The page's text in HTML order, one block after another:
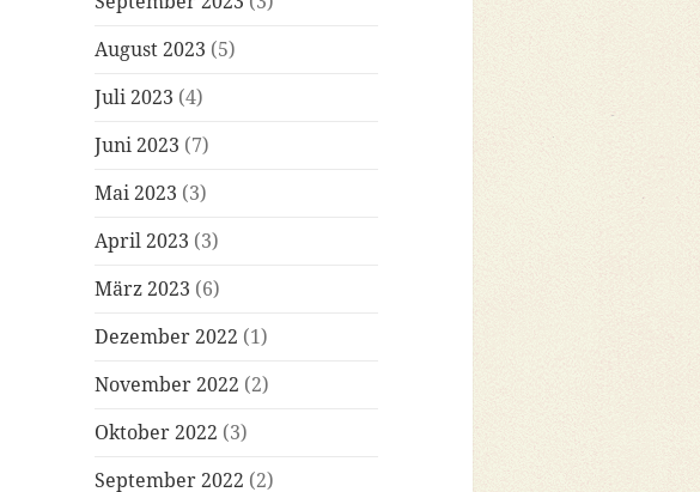
August 2023 (5)
Juli 2023 (4)
Juni 2023 (7)
Mai 2023 (3)
April 2023 (3)
März 2023 (6)
Dezember 2022 (1)
November 2022 (2)
Oktober 2022 (3)
September 2022 (2)